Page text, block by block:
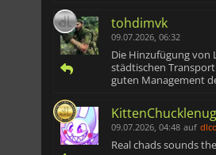
tohdimvk
09.07.2026, 06:32
Die Hinzufügung von
städtischen
guten Management
09.07.2026, 04:48 auf
Real chads sounds